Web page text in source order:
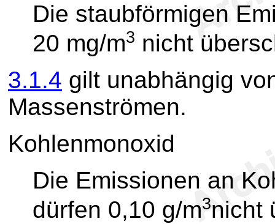
Die staubförmigen
20 mg/m3 nicht
3.1.4 gilt unabhängig
Massenströmen.
Kohlenmonoxid
Die Emissionen an
dürfen 0,10 g/m3nicht